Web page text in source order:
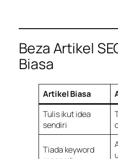
Beza Artikel
Biasa
Artikel Biasa
Tulis ikut idea
sendiri
Tiada keyword